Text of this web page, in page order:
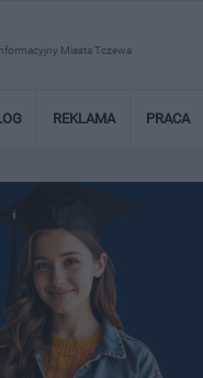
Miasta Tczewa
REKLAMA PRACA